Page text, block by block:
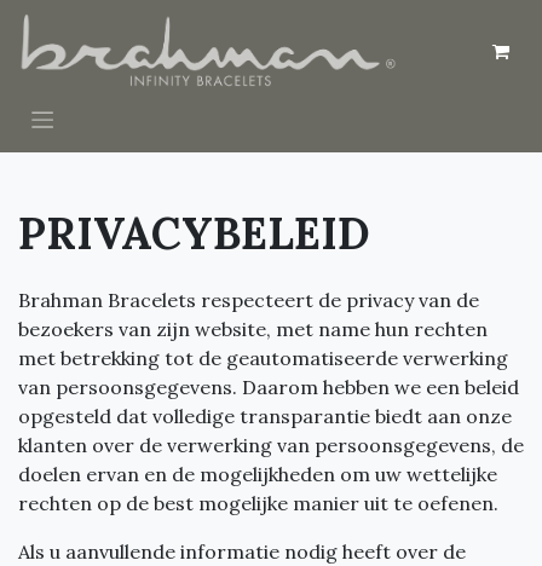
Overslaan naar inhoud
PRIVACYBELEID
Brahman Bracelets respecteert de privacy van de
bezoekers van zijn website, met name hun rechten
met betrekking tot de geautomatiseerde verwerking
van persoonsgegevens. Daarom hebben we een beleid
opgesteld dat volledige transparantie biedt aan onze
klanten over de verwerking van persoonsgegevens, de
doelen ervan en de mogelijkheden om uw wettelijke
rechten op de best mogelijke manier uit te oefenen.
Als u aanvullende informatie nodig heeft over de